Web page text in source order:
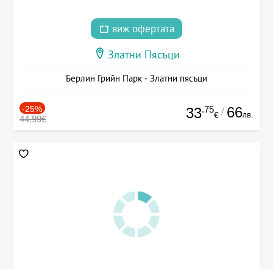
виж офертата
Златни Пясъци
Берлин Грийн Парк - Златни пясъци
-25%
44.99€ 33.75
€ / 66лв.